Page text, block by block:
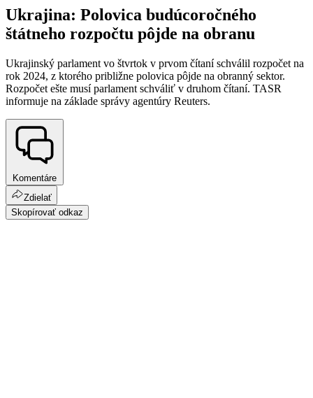
Ukrajina: Polovica budúcoročného
štátneho rozpočtu pôjde na obranu
Ukrajinský parlament vo štvrtok v prvom čítaní schválil rozpočet na
rok 2024, z ktorého približne polovica pôjde na obranný sektor.
Rozpočet ešte musí parlament schváliť v druhom čítaní. TASR
informuje na základe správy agentúry Reuters.
Komentáre
Zdielať
Skopírovať odkaz